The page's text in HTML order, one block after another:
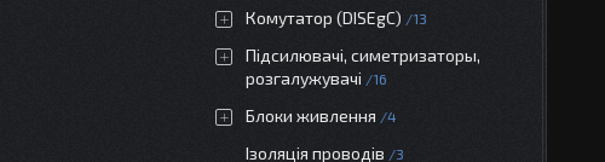
Комутатор (DISEgC) 13
Підсилювачі, симетризаторы,
розгалужувачі
16
Блоки живлення 4
Ізоляція проводів 3